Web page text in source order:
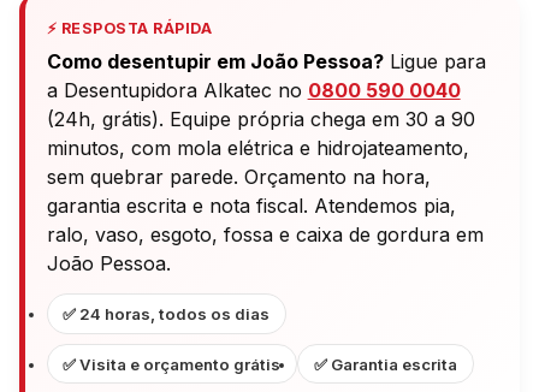
⚡ RESPOSTA RÁPIDA
Como desentupir em João Pessoa?Ligue para
a Desentupidora Alkatec no 0800 590 0040
(24h, grátis). Equipe própria chega em 30 a 90
minutos, com mola elétrica e hidrojateamento,
sem quebrar parede. Orçamento na hora,
garantia escrita e nota fiscal. Atendemos pia,
ralo, vaso, esgoto, fossa e caixa de gordura em
João Pessoa.
✅ 24 horas, todos os dias
✅ Visita e orçamento grátis ✅ Garantia escrita